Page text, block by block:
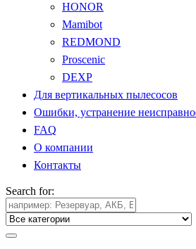
HONOR
Mamibot
REDMOND
Proscenic
DEXP
Для вертикальных пылесосов
Ошибки, устранение
FAQ
О компании
Контакты
Search for: